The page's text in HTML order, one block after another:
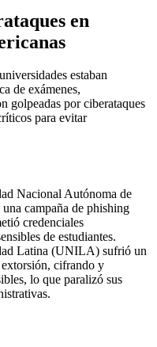
en
estaban
de exámenes,
golpeadas por ciberataques
para evitar
Nacional Autónoma de
campaña de phishing
credenciales
de estudiantes.
Latina (UNILA) sufrió un
extorsión, cifrando y
lo que paralizó sus